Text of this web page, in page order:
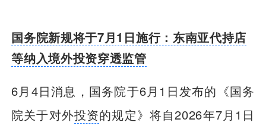
国务院新规将于7月1日施行：东南亚代持店
等纳入境外投资穿透监管
6月4日消息，国务院于6月1日发布的《国务
院关于对外投资的规定》将自2026年7月1日